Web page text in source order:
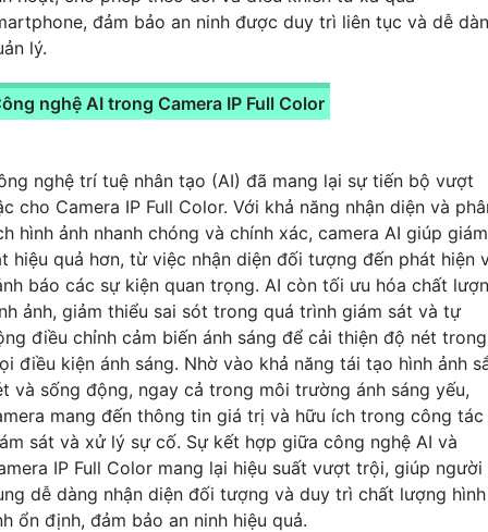
đảm bảo an ninh được duy trì liên tục và dễ
lý.
nghệ AI trong Camera IP Full Color
nghệ trí tuệ nhân tạo (AI) đã mang lại sự tiến bộ vượt
cho Camera IP Full Color. Với khả năng nhận diện và
hình ảnh nhanh chóng và chính xác, camera AI giúp giám
hiệu quả hơn, từ việc nhận diện đối tượng đến phát hiện
báo các sự kiện quan trọng. AI còn tối ưu hóa chất
ảnh, giảm thiểu sai sót trong quá trình giám sát và tự
điều chỉnh cảm biến ánh sáng để cải thiện độ nét trong
điều kiện ánh sáng. Nhờ vào khả năng tái tạo hình ảnh
và sống động, ngay cả trong môi trường ánh sáng yếu,
mang đến thông tin giá trị và hữu ích trong công tác
sát và xử lý sự cố. Sự kết hợp giữa công nghệ AI và
IP Full Color mang lại hiệu suất vượt trội, giúp người
dễ dàng nhận diện đối tượng và duy trì chất lượng hình
ổn định, đảm bảo an ninh hiệu quả.